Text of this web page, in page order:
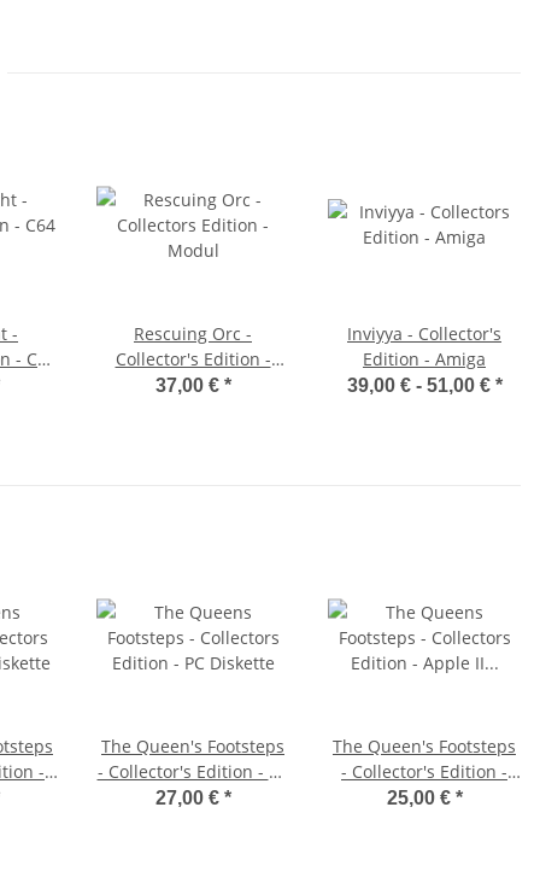
-
- C64
Rescuing Orc -
Collector's Edition -
Modul
37,00 € *
Inviyya - Collector's
Edition - Amiga
39,00 € - 51,00 € *
-
The Queen's Footsteps
- Collector's Edition - PC
Diskette
27,00 € *
The Queen's Footsteps
- Collector's Edition -
Apple II Diskette
25,00 € *